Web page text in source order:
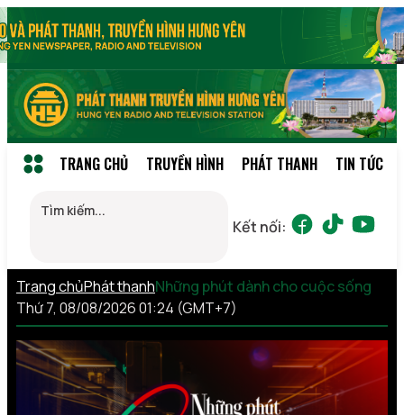
TRANG CHỦ TRUYỀN HÌNH PHÁT THANH TIN TỨC
Kết nối:
Trang chủPhát thanhNhững phút dành cho cuộc sống
Thứ 7, 08/08/2026 01:24 (GMT+7)